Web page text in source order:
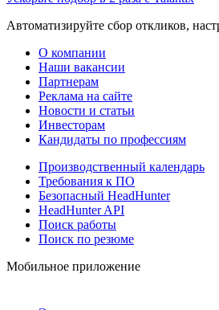
Автоматизируйте сбор откликов,
О компании
Наши вакансии
Партнерам
Реклама на сайте
Новости и статьи
Инвесторам
Кандидаты по профессиям
Производственный календарь
Требования к ПО
Безопасный HeadHunter
HeadHunter API
Поиск работы
Поиск по резюме
Мобильное приложение